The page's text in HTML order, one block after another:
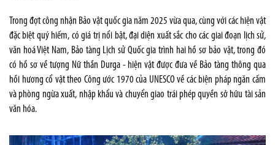
Trong đợt công nhận Bảo vật quốc gia năm 2025 vừa qua, cùng với các hiện vật
đặc biệt quý hiếm, có giá trị nổi bật, đại diện xuất sắc cho các giai đoạn lịch sử,
văn hoá Việt Nam, Bảo tàng Lịch sử Quốc gia trình hai hồ sơ bảo vật, trong đó
có hồ sơ về tượng Nữ thần Durga - hiện vật được đưa về Bảo tàng thông qua
hồi hương cổ vật theo Công ước 1970 của UNESCO về các biện pháp ngăn cấm
và phòng ngừa xuất, nhập khẩu và chuyển giao trái phép quyền sở hữu tài sản
văn hóa.